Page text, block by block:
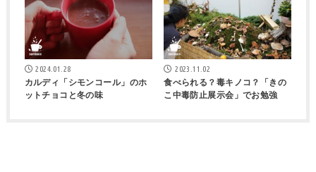
2024.01.28
カルディ「シモンコール」のホ
ットチョコと冬の味
2023.11.02
食べられる？毒キノコ？「きの
こ中毒防止展示会」でお勉強